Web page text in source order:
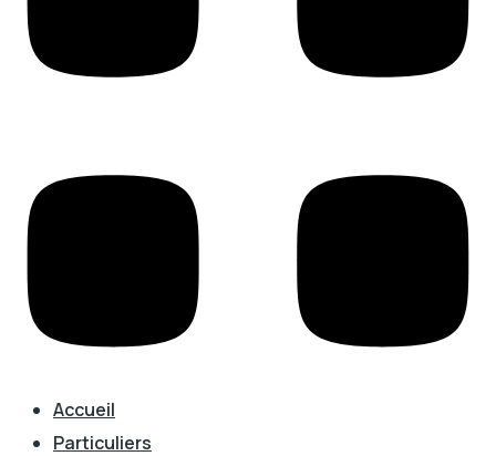
Accueil
Particuliers